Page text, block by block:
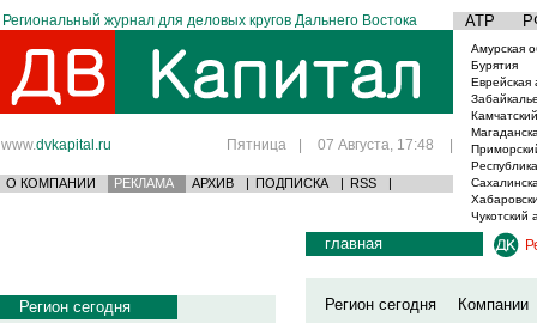
Региональный журнал для деловых кругов Дальнего Востока АТР
www.dvkapital.ru Пятница | 07 Августа, 17:48 |
О КОМПАНИИ РЕКЛАМА АРХИВ | ПОДПИСКА | RSS |
Амурская
Бурятия
Еврейская
Чукотский
Регион сегодня
главная
Регион сегодня
Компании